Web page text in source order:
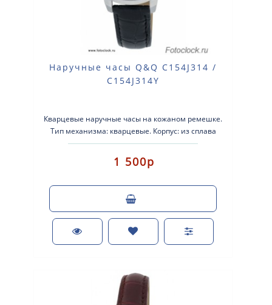
Наручные часы Q&Q C154J314 /
C154J314Y
Кварцевые наручные часы на кожаном ремешке.
Тип механизма: кварцевые. Корпус: из сплава
легких металлов с серебристым покрытием. К..
1 500р